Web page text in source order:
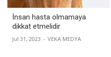
İnsan hasta olmamaya
dikkat etmelidir
Jul 31, 2023 - VEKA MEDYA